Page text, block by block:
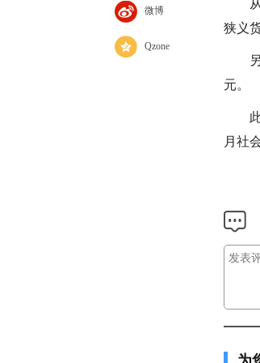
微博
Qzone
狭义
元。
月社